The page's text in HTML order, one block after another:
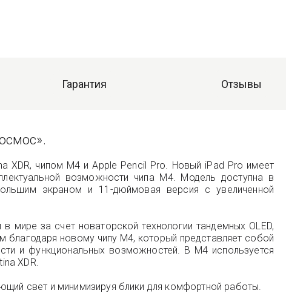
Гарантия Отзывы
XDR, чипом M4 и Apple Pencil Pro. Новый iPad Pro имеет
возможности чипа M4. Модель доступна в
экраном и 11-дюймовая версия с увеличенной
за счет новаторской технологии тандемных OLED,
новому чипу M4, который представляет собой
и функциональных возможностей. В M4 используется
XDR.
свет и минимизируя блики для комфортной работы.